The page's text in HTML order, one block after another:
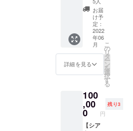
要」と
ご記入
くださ
い。
・シア
ター・
エンヤ
缶バッ
チ１個
（種類
は選べ
ませ
シア
ター・
エンヤ
トート
バッ
ALL
グッズ
コー
ス】 ・
お礼の
メッ
セー
ジ ・
やまだ
ないと×
ター・
エンヤ
クリア
ファイ
ル ・
お届
け予
定：
2022
年06
月
詳細を見る
こ
の
リ
タ
ー
ン
を
選
択
す
る
100
,00
0 円
残り3
【シア